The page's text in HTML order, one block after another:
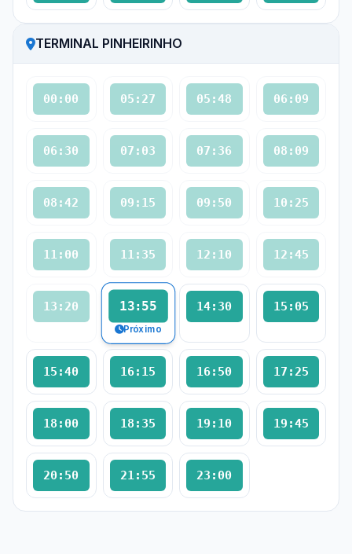
TERMINAL PINHEIRINHO
00:00 05:27 05:48 06:09
06:30 07:03 07:36 08:09
08:42 09:15 09:50 10:25
11:00 11:35 12:10 12:45
13:20 13:55
Próximo
14:30 15:05
15:40 16:15 16:50 17:25
18:00 18:35 19:10 19:45
20:50 21:55 23:00